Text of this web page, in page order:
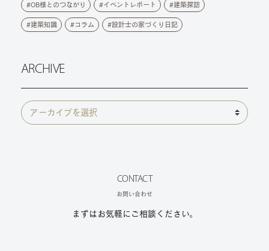
OB様とのつながり イベントレポート 建築探訪
建築知識 コラム 設計士の家づくり日記
ARCHIVE
CONTACT
お問い合わせ
まずはお気軽にご相談ください。